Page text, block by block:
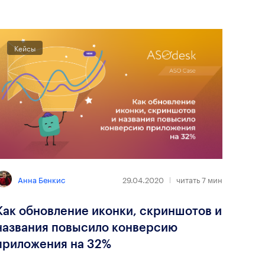
Кейсы
Анна Бенкис 29.04.2020 читать7 мин
обновление иконки, скриншотов и
повысило конверсию
на 32%